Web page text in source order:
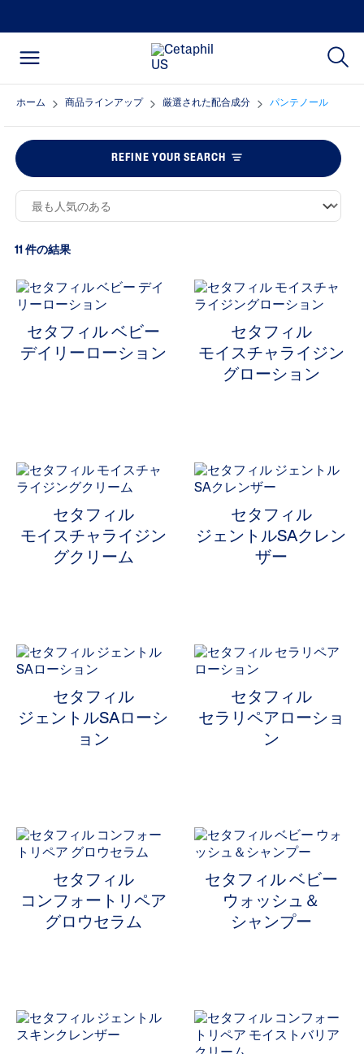
ホーム 商品ラインアップ 厳選された配合成分 パンテノール
REFINE YOUR SEARCH
ALL FILTERS
厳選された配合成分
製品タイプから選ぶで絞り込み: 厳選された配合成分
お悩みから選ぶ
シリーズから選ぶ
11 件の結果
セタフィル ベビー
デイリーローション
セタフィル
モイスチャライジン
グローション
セタフィル
モイスチャライジン
グクリーム
セタフィル
ジェントルSAクレン
ザー
セタフィル
ジェントルSAローシ
ョン
セタフィル
セラリペアローショ
ン
セタフィル
コンフォートリペア
グロウセラム
セタフィル ベビー
ウォッシュ＆
シャンプー